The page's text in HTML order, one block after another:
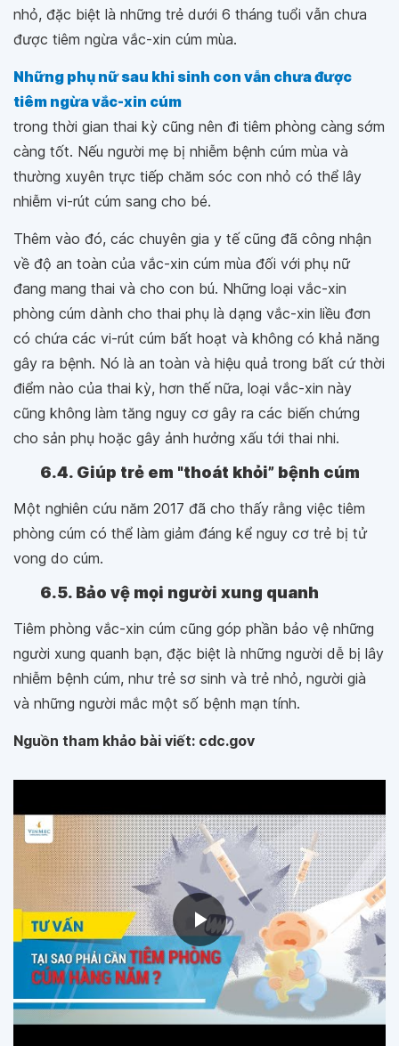
nhỏ, đặc biệt là những trẻ dưới 6 tháng tuổi vẫn chưa
được tiêm ngừa vắc-xin cúm mùa.
Những phụ nữ sau khi sinh con vẫn chưa được
tiêm ngừa vắc-xin cúm
trong thời gian thai kỳ cũng nên đi tiêm phòng càng sớm
càng tốt. Nếu người mẹ bị nhiễm bệnh cúm mùa và
thường xuyên trực tiếp chăm sóc con nhỏ có thể lây
nhiễm vi-rút cúm sang cho bé.
Thêm vào đó, các chuyên gia y tế cũng đã công nhận
về độ an toàn của vắc-xin cúm mùa đối với phụ nữ
đang mang thai và cho con bú. Những loại vắc-xin
phòng cúm dành cho thai phụ là dạng vắc-xin liều đơn
có chứa các vi-rút cúm bất hoạt và không có khả năng
gây ra bệnh. Nó là an toàn và hiệu quả trong bất cứ thời
điểm nào của thai kỳ, hơn thế nữa, loại vắc-xin này
cũng không làm tăng nguy cơ gây ra các biến chứng
cho sản phụ hoặc gây ảnh hưởng xấu tới thai nhi.
6.4. Giúp trẻ em "thoát khỏi” bệnh cúm
Một nghiên cứu năm 2017 đã cho thấy rằng việc tiêm
phòng cúm có thể làm giảm đáng kể nguy cơ trẻ bị tử
vong do cúm.
6.5. Bảo vệ mọi người xung quanh
Tiêm phòng vắc-xin cúm cũng góp phần bảo vệ những
người xung quanh bạn, đặc biệt là những người dễ bị lây
nhiễm bệnh cúm, như trẻ sơ sinh và trẻ nhỏ, người già
và những người mắc một số bệnh mạn tính.
Nguồn tham khảo bài viết: cdc.gov